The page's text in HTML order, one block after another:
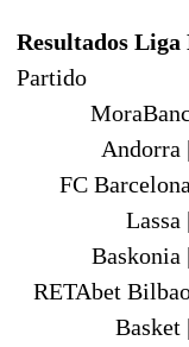
Resultados Liga
Partido
MoraBanc
Andorra |
FC Barcelona
Lassa |
Baskonia |
RETAbet
Basket |